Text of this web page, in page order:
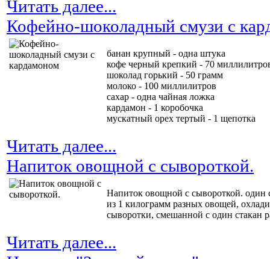
Читать далее...
Кофейно-шоколадный смузи с
банан крупный - одна штука
кофе черный крепкий - 70
шоколад горький - 50 грамм
молоко - 100 миллилитров
сахар - одна чайная ложка
кардамон - 1 коробочка
мускатный орех тертый - 1 щепотка
Читать далее...
Напиток овощной с сывороткой.
Напиток овощной с сывороткой. один
из 1 килограмм разных овощей,
сыворотки, смешанной с один стакан
Читать далее...